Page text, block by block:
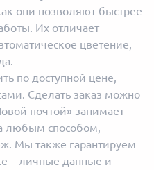
они позволяют быстрее
Их отличает
цветение,
по доступной цене,
Сделать заказ можно
почтой» занимает
любым способом,
Мы также гарантируем
– личные данные и